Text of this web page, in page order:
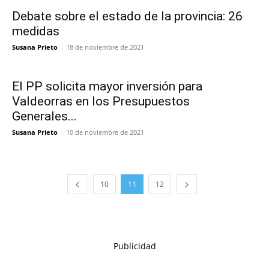
Debate sobre el estado de la provincia: 26
medidas
Susana Prieto - 18 de noviembre de 2021
El PP solicita mayor inversión para
Valdeorras en los Presupuestos
Generales...
Susana Prieto - 10 de noviembre de 2021
10 11 12
Publicidad